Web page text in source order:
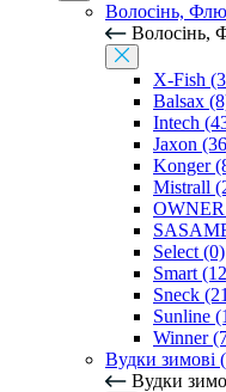
Волосінь,
Волосінь,
X-Fish
Balsax
Intech
Jaxon
Konger
Mistrall
Select (0)
Smart
Sneck
Sunline
Winner
Вудки зимові
Вудки